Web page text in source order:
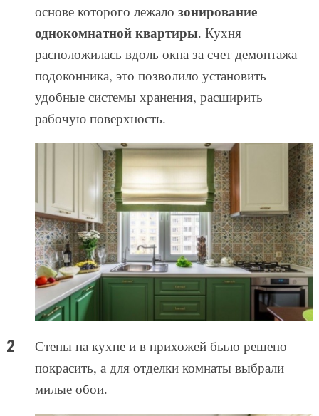
основе которого лежало зонирование
однокомнатной квартиры. Кухня
расположилась вдоль окна за счет демонтажа
подоконника, это позволило установить
удобные системы хранения, расширить
рабочую поверхность.
Стены на кухне и в прихожей было решено
покрасить, а для отделки комнаты выбрали
милые обои.